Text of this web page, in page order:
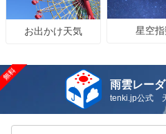
お出かけ天気 星空指
雨雲レー
tenki.jp公式